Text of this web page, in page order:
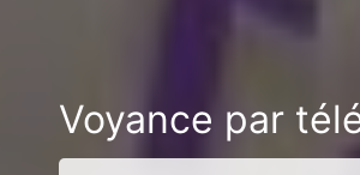
Voyance par